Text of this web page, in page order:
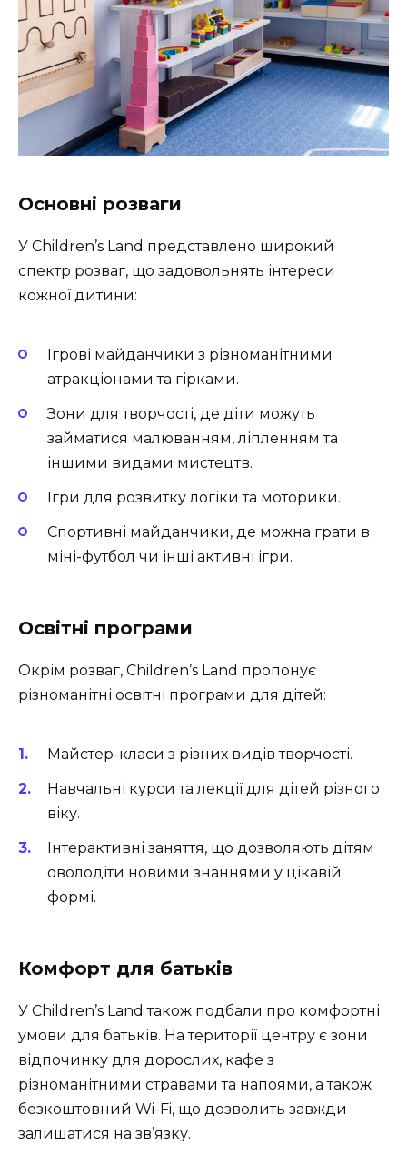
Основні розваги
У Children’s Land представлено широкий
спектр розваг, що задовольнять інтереси
кожної дитини:
Ігрові майданчики з різноманітними
атракціонами та гірками.
Зони для творчості, де діти можуть
займатися малюванням, ліпленням та
іншими видами мистецтв.
Ігри для розвитку логіки та моторики.
Спортивні майданчики, де можна грати в
міні-футбол чи інші активні ігри.
Освітні програми
Окрім розваг, Children’s Land пропонує
різноманітні освітні програми для дітей:
Майстер-класи з різних видів творчості.
Навчальні курси та лекції для дітей різного
віку.
Інтерактивні заняття, що дозволяють дітям
оволодіти новими знаннями у цікавій
формі.
Комфорт для батьків
У Children’s Land також подбали про комфортні
умови для батьків. На території центру є зони
відпочинку для дорослих, кафе з
різноманітними стравами та напоями, а також
безкоштовний Wi-Fi, що дозволить завжди
залишатися на зв’язку.